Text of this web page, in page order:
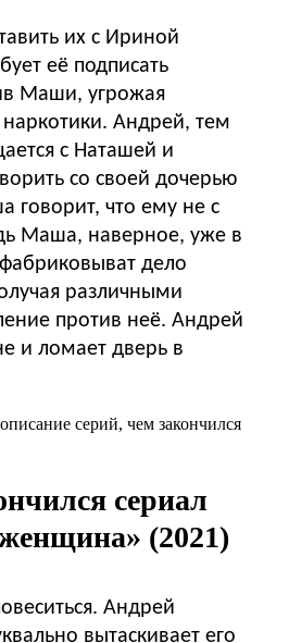
их с Ириной
её подписать
Маши, угрожая
Андрей, тем
с Наташей и
со своей дочерью
говорит, что ему не с
Маша, наверное, уже в
дело
различными
против неё. Андрей
и ломает дверь в
сериал
(2021)
Андрей
вытаскивает его